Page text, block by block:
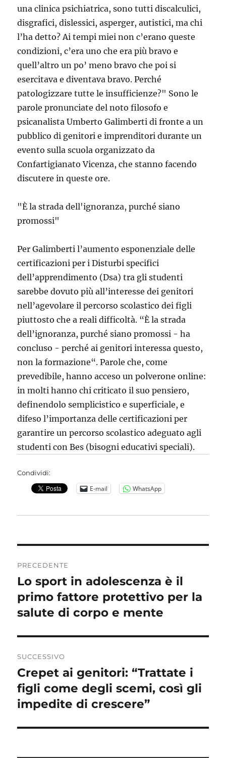
una clinica psichiatrica, sono tutti discalculici,
disgrafici, dislessici, asperger, autistici, ma chi
l’ha detto? Ai tempi miei non c’erano queste
condizioni, c’era uno che era più bravo e
quell’altro un po’ meno bravo che poi si
esercitava e diventava bravo. Perché
patologizzare tutte le insufficienze?" Sono le
parole pronunciate del noto filosofo e
psicanalista Umberto Galimberti di fronte a un
pubblico di genitori e imprenditori durante un
evento sulla scuola organizzato da
Confartigianato Vicenza, che stanno facendo
discutere in queste ore.
"È la strada dell'ignoranza, purché siano
promossi"
Per Galimberti l’aumento esponenziale delle
certificazioni per i Disturbi specifici
dell’apprendimento (Dsa) tra gli studenti
sarebbe dovuto più all’interesse dei genitori
nell’agevolare il percorso scolastico dei figli
piuttosto che a reali difficoltà. “È la strada
dell’ignoranza, purché siano promossi - ha
concluso - perché ai genitori interessa questo,
non la formazione“. Parole che, come
prevedibile, hanno acceso un polverone online:
in molti hanno chi criticato il suo pensiero,
definendolo semplicistico e superficiale, e
difeso l’importanza delle certificazioni per
garantire un percorso scolastico adeguato agli
studenti con Bes (bisogni educativi speciali).
Condividi:
E-mail WhatsApp
articoli
PRECEDENTE
Articolo
precedente:
Lo sport in adolescenza è il
primo fattore protettivo per la
salute di corpo e mente
SUCCESSIVO
Articolo
successivo:
Crepet ai genitori: “Trattate i
figli come degli scemi, così gli
impedite di crescere”